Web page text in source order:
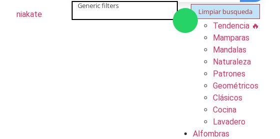
Generic filters
Limpiar busqueda
Esmerilados
Tendencia 🔥
Mamparas
Mandalas
Naturaleza
Patrones
Geométricos
Clásicos
Cocina
Lavadero
Alfombras